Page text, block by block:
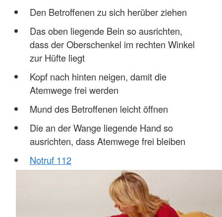
Den Betroffenen zu sich herüber ziehen
Das oben liegende Bein so ausrichten,
dass der Oberschenkel im rechten Winkel
zur Hüfte liegt
Kopf nach hinten neigen, damit die
Atemwege frei werden
Mund des Betroffenen leicht öffnen
Die an der Wange liegende Hand so
ausrichten, dass Atemwege frei bleiben
Notruf 112